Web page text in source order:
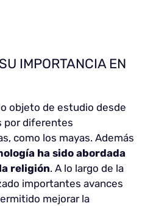
IMPORTANCIA EN
objeto de estudio desde
por diferentes
como los mayas. Además
ha sido abordada
religión. A lo largo de la
importantes avances
mejorar la